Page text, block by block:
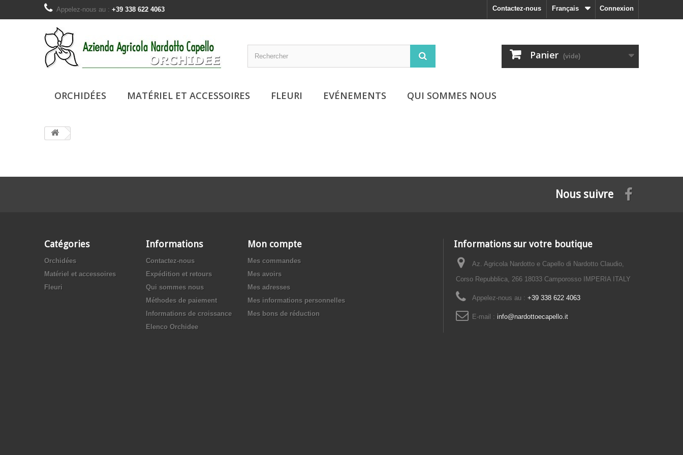
Connexion
Français
Contactez-nous
Appelez-nous au : +39 338 622 4063
Panier (vide)
ORCHIDÉES MATÉRIEL ET ACCESSOIRES FLEURI EVÉNEMENTS QUI SOMMES NOUS
Nous suivre
Catégories
Orchidées
Matériel et accessoires
Fleuri
Informations
Contactez-nous
Expédition et retours
Qui sommes nous
Méthodes de paiement
Informations de croissance
Elenco Orchidee
Mon compte
Mes commandes
Mes avoirs
Mes adresses
Mes informations personnelles
Mes bons de réduction
Informations sur votre boutique
Az. Agricola Nardotto e Capello di Nardotto Claudio,
Corso Repubblica, 266 18033 Camporosso IMPERIA ITALY
Appelez-nous au : +39 338 622 4063
E-mail : info@nardottoecapello.it